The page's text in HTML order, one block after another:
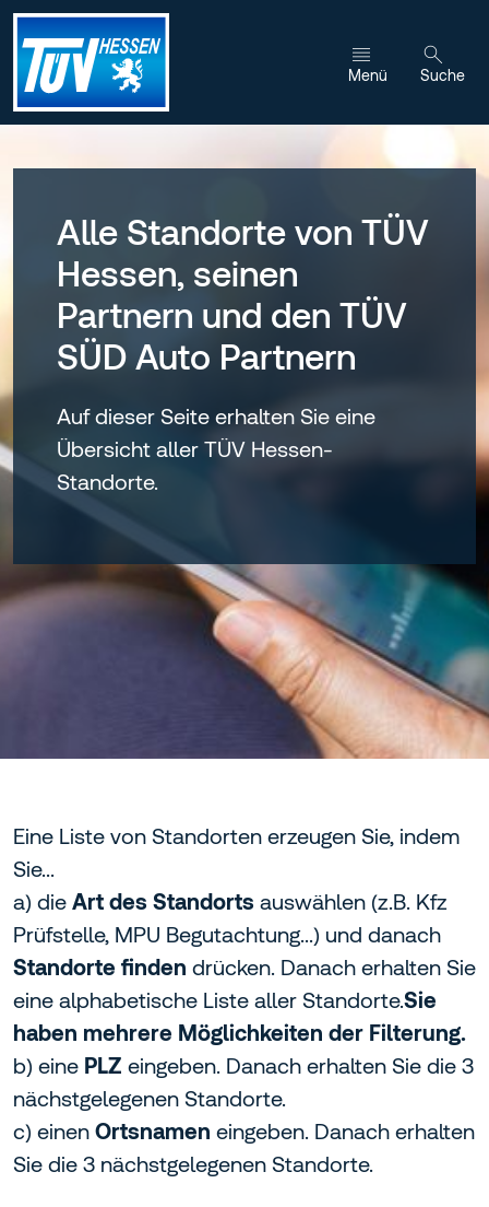
Zum Inhalt wechseln
Menü Suche
Alle Standorte von TÜV
Hessen, seinen
Partnern und den TÜV
SÜD Auto Partnern
Auf dieser Seite erhalten Sie eine
Übersicht aller TÜV Hessen-
Standorte.
Eine Liste von Standorten erzeugen Sie, indem
Sie...
a) die Art des Standorts auswählen (z.B. Kfz
Prüfstelle, MPU Begutachtung...) und danach
Standorte finden drücken. Danach erhalten Sie
eine alphabetische Liste aller Standorte.Sie
haben mehrere Möglichkeiten der Filterung.
b) eine PLZ eingeben. Danach erhalten Sie die 3
nächstgelegenen Standorte.
c) einen Ortsnamen eingeben. Danach erhalten
Sie die 3 nächstgelegenen Standorte.